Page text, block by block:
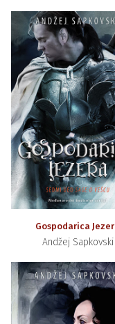
Gospodarica
Andžej Sapkovski